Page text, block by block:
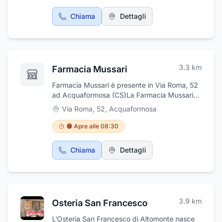
Chiama Dettagli
Farmacia Mussari 3.3 km
Farmacia Mussari è presente in Via Roma, 52
ad Acquaformosa (CS)La Farmacia Mussari
della Dott.ssa Maria Letizia è il punto di
riferimento per il benessere e la salute ad
Acquaformosa. Grazie a un personale
altamente qualificato e sempre disponibile,
offre consigli mirati e professionali per
rispondere a ogni esigenza della
un’ampia gamma di prodotti: alimenti per
per l’infanzia, farmaci da banco e molto altro.
Via Roma, 52, Acquaformosa
🟠 Apre alle 08:30
Chiama Dettagli
Osteria San Francesco 3.9 km
L’Osteria San Francesco di Altomonte nasce